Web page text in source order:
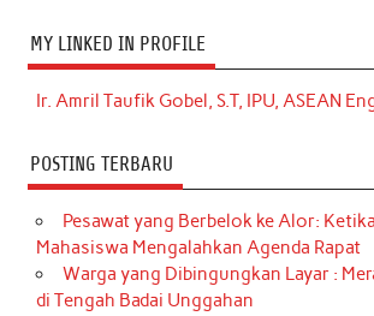
MY LINKED IN PROFILE
Ir. Amril Taufik Gobel, S.T, IPU, ASEAN
POSTING TERBARU
Pesawat yang Berbelok ke Alor:
Mahasiswa Mengalahkan Agenda Rapat
Warga yang Dibingungkan Layar :
di Tengah Badai Unggahan